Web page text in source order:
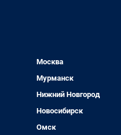
Москва
Мурманск
Нижний Новгород
Новосибирск
Омск